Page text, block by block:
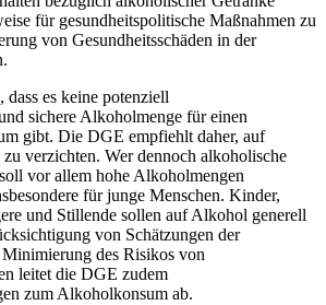
für gesundheitspolitische Maßnahmen zu
von Gesundheitsschäden in der
dass es keine potenziell
sichere Alkoholmenge für einen
gibt. Die DGE empfiehlt daher, auf
verzichten. Wer dennoch alkoholische
vor allem hohe Alkoholmengen
für junge Menschen. Kinder,
und Stillende sollen auf Alkohol generell
von Schätzungen der
des Risikos von
leitet die DGE zudem
zum Alkoholkonsum ab.